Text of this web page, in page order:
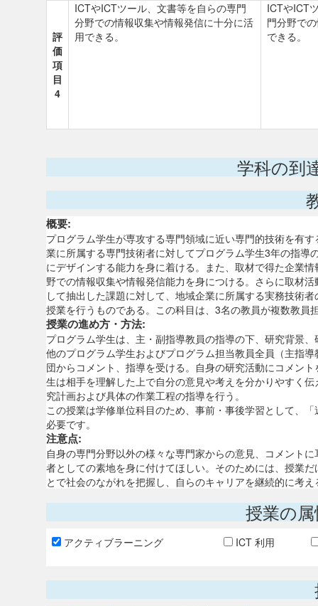
評
価
項
目
4
ICTやICTツール、文書等を自らの専門
分野での情報収集や情報発信に十分に活
用できる。
ICTやICT
門分野で
できる。
学科の到
概要:
プログラム学生が専攻する専門領域に近い専門的技術を有
業に所属する専門技術者に対してプログラム学生3年の指
にデザインする能力を身に着ける。また、取材で得た企業
野での情報収集や情報発信能力を身につける。さらに取材
して抽出した課題に対して、地域企業に所属する実務技術
授業を行うものである。この科目は、3名の教員が複数教
授業の進め方・方法:
プログラム学生は、主・副指導教員の指導の下、研究背景
他のプログラム学生およびプログラム担当教員全員（主指
団からコメント、指導を受ける。自身の研究活動にコメン
生は相手を理解した上で自分の意見や考えを分かりやすく
究計画および具体の作業工程の指導を行う。
この授業は学修単位科目のため、事前・事後学習として、
必要です。
注意点:
自身の専門分野以外の様々な専門家からの意見、コメント
者としての素地を身に付けてほしい。そのためには、授業
とで社会のながれを把握し、自らのキャリアを継続的に考
授業の
アクティブラーニング ICT 利用